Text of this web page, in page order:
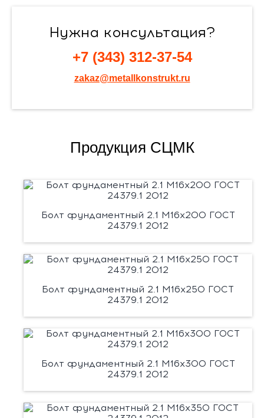
Нужна консультация?
+7 (343) 312-37-54
zakaz@metallkonstrukt.ru
Продукция СЦМК
Болт фундаментный 2.1 М16х200 ГОСТ
24379.1 2012
Болт фундаментный 2.1 М16х250 ГОСТ
24379.1 2012
Болт фундаментный 2.1 М16х300 ГОСТ
24379.1 2012